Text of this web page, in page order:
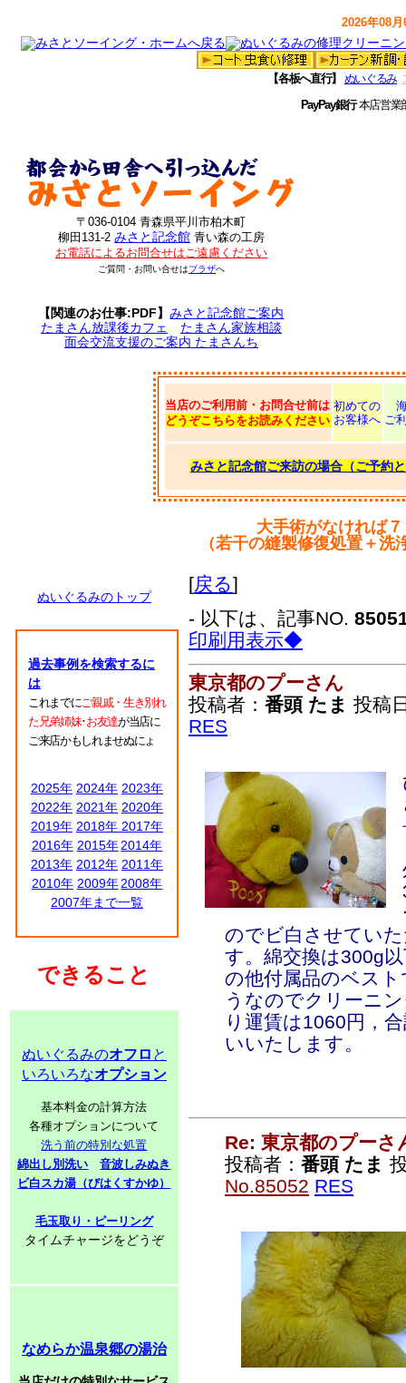
2026年08
【各板へ直行】 ぬいぐるみ
PayPay銀行本店営
〒036-0104 青森県平川市柏木町
柳田131-2 みさと記念館 青い森の工房
お電話によるお問合せはご遠慮ください
ご質問・お問い合せはプラザへ
【関連のお仕事:PDF】みさと記念館ご案内
たまさん放課後カフェ
たまさん家族相談
面会交流支援のご案内 たまさんち
当店のご利用前・お問合せ前は
どうぞこちらをお読みください
初めての
お客様へ ご
みさと記念館ご来訪の場合（ご予約
大手術がなければ
（若干の縫製修復処置＋
ぬいぐるみのトップ
過去事例を検索するに
は
これまでにご親戚・生き別れ
た兄弟姉妹･お友達が当店に
ご来店かもしれませぬにょ
2025年 2024年 2023年
2022年 2021年 2020年
2019年 2018年 2017年
2016年 2015年 2014年
2013年 2012年 2011年
2010年 2009年 2008年
2007年まで一覧
できること
ぬいぐるみのオフロ と
いろいろなオプション
基本料金の計算方法
各種オプションについて
洗う前の特別な処置
綿出し別洗い
音波しみぬき
ビ白スカ湯（びはくすかゆ）
毛玉取り・ピーリング
タイムチャージをどうぞ
なめらか温泉郷の湯治
[戻る]
- 以下は、記事NO.
印刷用表示◆
東京都のプーさん
投稿者： 番頭 たま 投稿
RES
のでビ白させてい
す。綿交換は300g
の他付属品のベス
うなのでクリーニ
り運賃は1060円，
いいたします。
Re: 東京都のプーさ
投稿者： 番頭 たま
No.85052 RES